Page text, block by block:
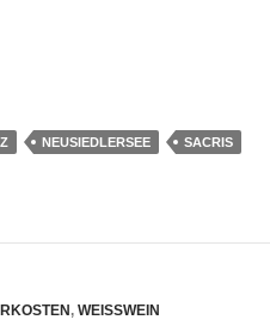
NEUSIEDLERSEE
SACRIS
, WEISSWEIN